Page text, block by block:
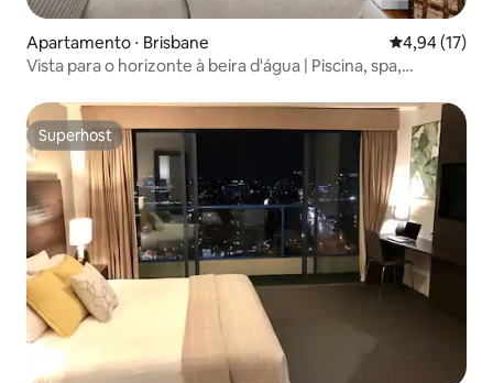
Apartamento ⋅ Brisbane 4,94 de uma
4,94 (17)
Vista para o horizonte à beira d'água | Piscina, spa,
Superhost
Superhost